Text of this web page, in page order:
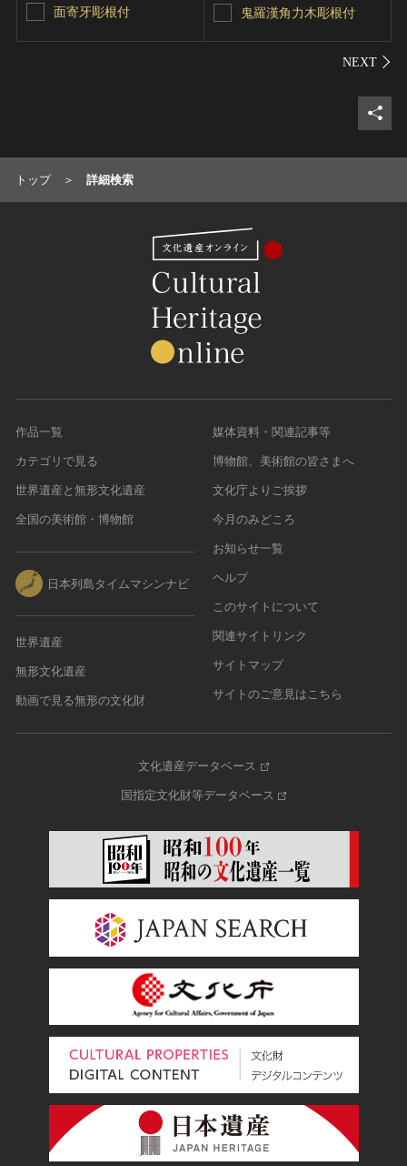
面寄牙彫根付 鬼羅漢角力木彫根付
シェ
トップ 詳細検索
作品一覧
カテゴリで見る
世界遺産と無形文化遺産
全国の美術館・博物館
日本列島タイムマシンナビ
世界遺産
無形文化遺産
動画で見る無形の文化財
媒体資料・関連記事等
博物館、美術館の皆さまへ
文化庁よりご挨拶
今月のみどころ
お知らせ一覧
ヘルプ
このサイトについて
関連サイトリンク
サイトマップ
サイトのご意見はこちら
文化遺産データベース
国指定文化財等データベース